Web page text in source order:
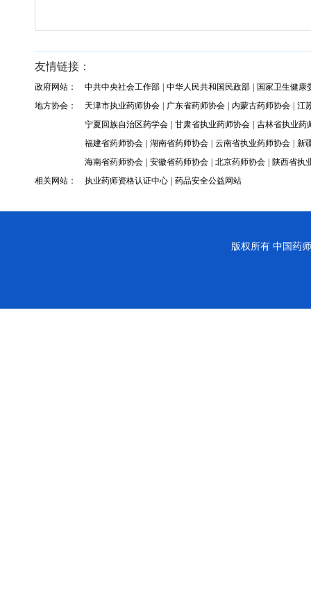
友情链接：
政府网站： 中共中央社会工作部 中华人民共和国民政部
国家卫生健康
地方协会：
天津市执业药师协会 广东省药师协会 内蒙古药师协会
江
宁夏回族自治区药学会
甘肃省执业药师协会
吉林省执业药
福建省药师协会
湖南省药师协会 云南省执业药师协会
新
海南省药师协会
安徽省药师协会 北京药师协会
陕西省执
相关网站：
执业药师资格认证中心 药品安全公益网站
版权所有 中国药